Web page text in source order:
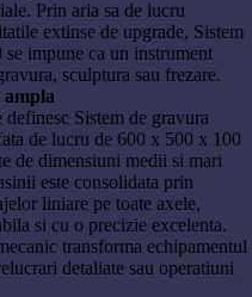
Prin aria sa de lucru
extinse de upgrade, Sistem
impune ca un instrument
sculptura sau frezare.
Sistem de gravura
de lucru de 600 x 500 x 100
de dimensiuni medii si mari
este consolidata prin
liniare pe toate axele,
si cu o precizie excelenta.
transforma echipamentul
detaliate sau operatiuni